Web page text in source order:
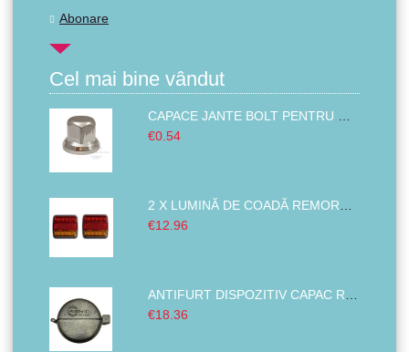
Abonare
Cel mai bine vândut
€0.54
€12.96
€18.36